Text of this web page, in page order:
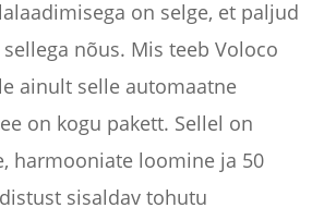
on selge, et paljud
nõus. Mis teeb Voloco
ainult selle automaatne
on kogu pakett. Sellel on
harmooniate loomine ja 50
sisaldav tohutu